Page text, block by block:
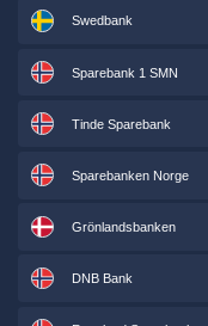
Swedbank
Sparebank 1 SMN
Tinde Sparebank
Sparebanken Norge
Grönlandsbanken
DNB Bank